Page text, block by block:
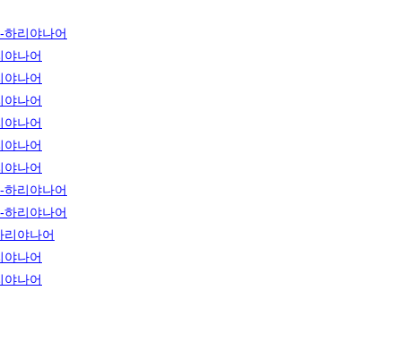
하리야나어
야나어
야나어
야나어
야나어
야나어
야나어
리야나어
하리야나어
리야나어
야나어
야나어